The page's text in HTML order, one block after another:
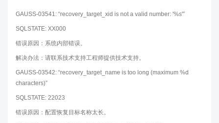
GAUSS-03541: “recovery_target_xid is not a valid number: '%s'”
SQLSTATE: XX000
错误原因：系统内部错误。
解决办法：请联系技术支持工程师提供技术支持。
GAUSS-03542: “recovery_target_name is too long (maximum %d
characters)”
SQLSTATE: 22023
错误原因：配置恢复目标名称太长。